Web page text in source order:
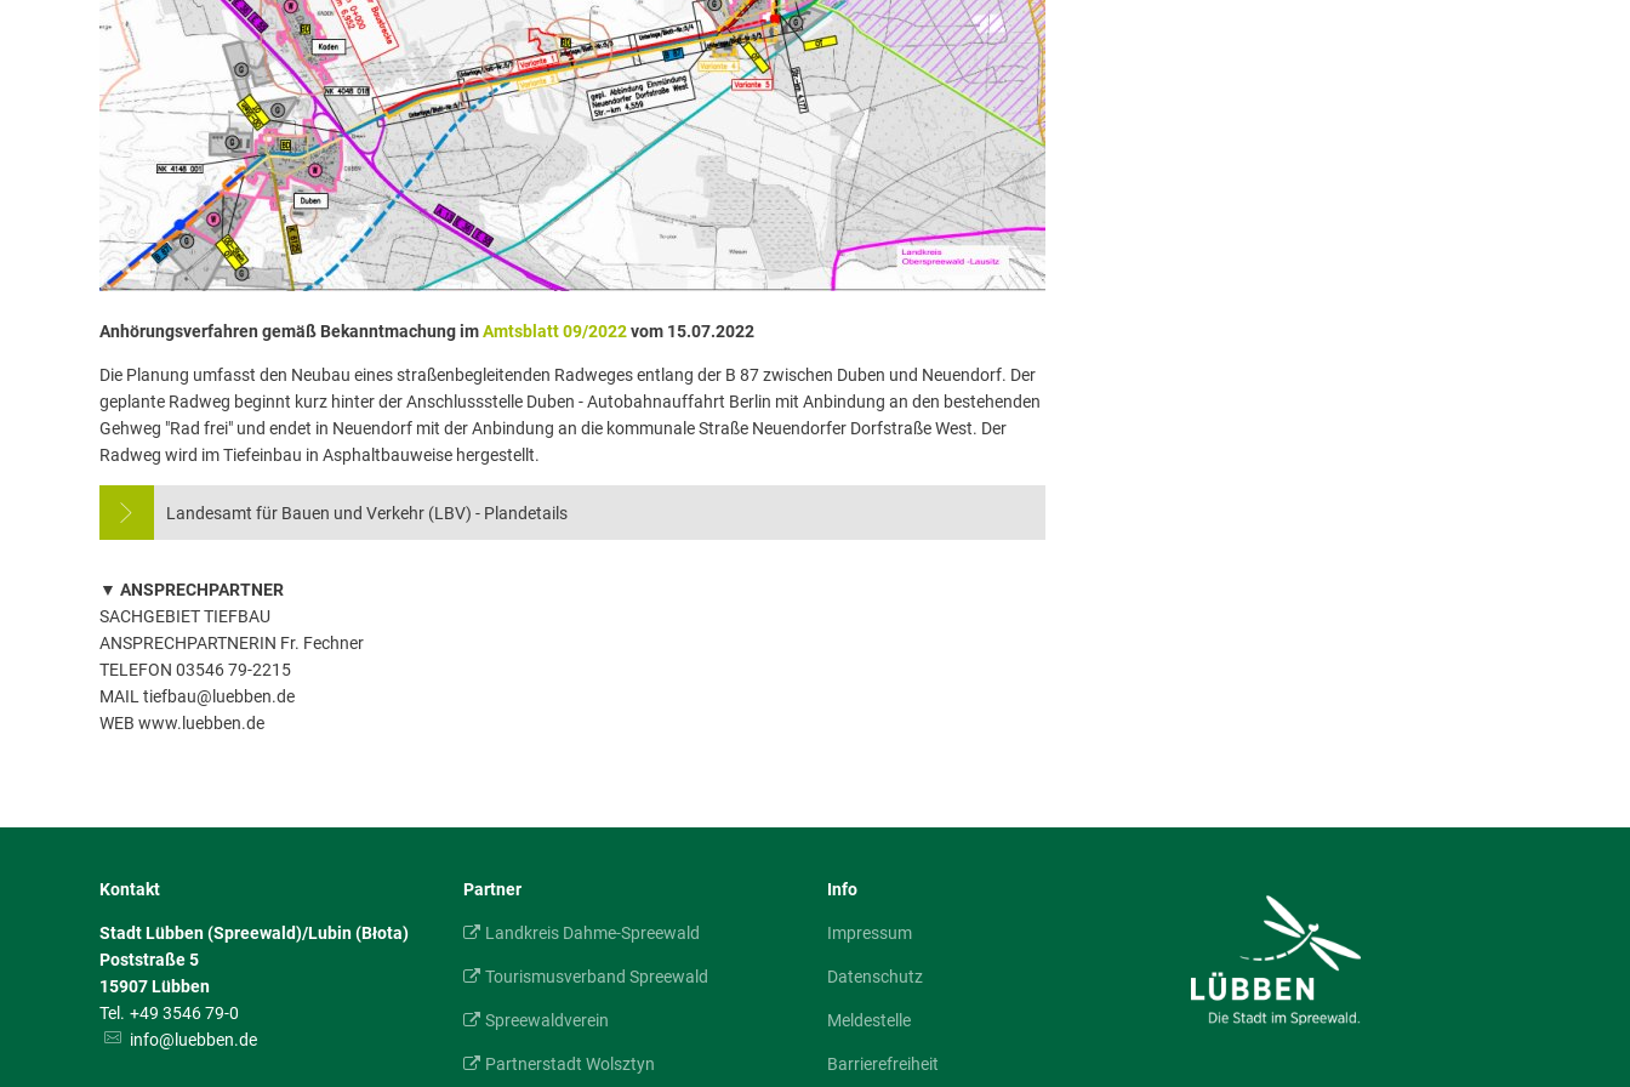
Anhörungsverfahren gemäß Bekanntmachung imAmtsblatt 09/2022vom 15.07.2022
Die Planung umfasst den Neubau eines straßenbegleitenden Radweges entlang der B 87 zwischen Duben und Neuendorf. Der
geplante Radweg beginnt kurz hinter der Anschlussstelle Duben - Autobahnauffahrt Berlin mit Anbindung an den bestehenden
Gehweg "Rad frei" und endet in Neuendorf mit der Anbindung an die kommunale Straße Neuendorfer Dorfstraße West. Der
Radweg wird im Tiefeinbau in Asphaltbauweise hergestellt.
Landesamt für Bauen und Verkehr (LBV) - Plandetails
▼ ANSPRECHPARTNER
SACHGEBIET TIEFBAU
ANSPRECHPARTNERIN Fr. Fechner
TELEFON 03546 79-2215
MAIL tiefbau@luebben.de
WEB www.luebben.de
Kontakt
Stadt Lübben (Spreewald)/Lubin (Błota)
Poststraße 5
15907Lübben
+49 3546 79-0
info@luebben.de
Partner
Landkreis Dahme-Spreewald
Tourismusverband Spreewald
Spreewaldverein
Partnerstadt Wolsztyn
Info
Impressum
Datenschutz
Meldestelle
Barrierefreiheit